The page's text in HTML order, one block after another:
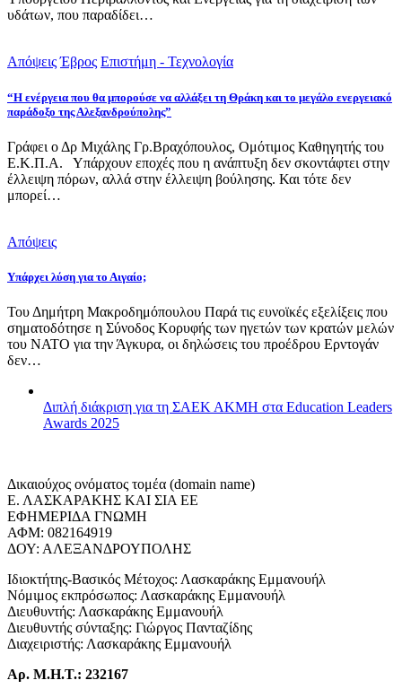
υδάτων, που παραδίδει…
Απόψεις Έβρος Επιστήμη - Τεχνολογία
“Η ενέργεια που θα μπορούσε να αλλάξει τη Θράκη και το μεγάλο ενεργειακό
παράδοξο της Αλεξανδρούπολης”
Γράφει ο Δρ Μιχάλης Γρ.Βραχόπουλος, Ομότιμος Καθηγητής του
Ε.Κ.Π.Α. Υπάρχουν εποχές που η ανάπτυξη δεν σκοντάφτει στην
έλλειψη πόρων, αλλά στην έλλειψη βούλησης. Και τότε δεν
μπορεί…
Απόψεις
Υπάρχει λύση για το Αιγαίο;
Του Δημήτρη Μακροδημόπουλου Παρά τις ευνοϊκές εξελίξεις που
σηματοδότησε η Σύνοδος Κορυφής των ηγετών των κρατών μελών
του ΝΑΤΟ για την Άγκυρα, οι δηλώσεις του προέδρου Ερντογάν
δεν…
Διπλή διάκριση για τη ΣΑΕΚ ΑΚΜΗ στα Education Leaders
Awards 2025
Δικαιούχος ονόματος τομέα (domain name)
Ε. ΛΑΣΚΑΡΑΚΗΣ ΚΑΙ ΣΙΑ ΕΕ
ΕΦΗΜΕΡΙΔΑ ΓΝΩΜΗ
ΑΦΜ: 082164919
ΔΟΥ: ΑΛΕΞΑΝΔΡΟΥΠΟΛΗΣ
Ιδιοκτήτης-Βασικός Μέτοχος: Λασκαράκης Εμμανουήλ
Νόμιμος εκπρόσωπος: Λασκαράκης Εμμανουήλ
Διευθυντής: Λασκαράκης Εμμανουήλ
Διευθυντής σύνταξης: Γιώργος Πανταζίδης
Διαχειριστής: Λασκαράκης Εμμανουήλ
Αρ. Μ.Η.Τ.: 232167